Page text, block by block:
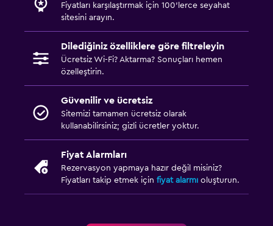
Fiyatları karşılaştırmak için 100'lerce seyahat
sitesini arayın.
Dilediğiniz özelliklere göre filtreleyin
Ücretsiz Wi-Fi? Aktarma? Sonuçları hemen
özelleştirin.
Güvenilir ve ücretsiz
Sitemizi tamamen ücretsiz olarak
kullanabilirsiniz; gizli ücretler yoktur.
Fiyat Alarmları
Rezervasyon yapmaya hazır değil misiniz?
Fiyatları takip etmek için fiyat alarmı oluşturun.